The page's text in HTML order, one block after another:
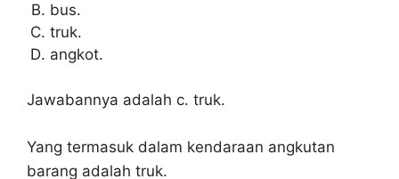
bus.
truk.
angkot.
Jawabannya adalah c. truk.
Yang termasuk dalam kendaraan angkutan
barang adalah truk.